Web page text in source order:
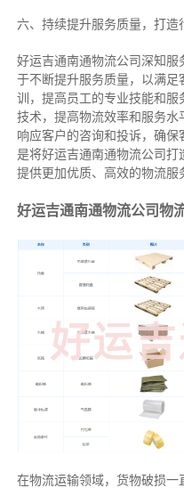
六、持续提升服务质量，打造
好运吉通南通物流公司深知
于不断提升服务质量，以满
训，提高员工的专业技能和
技术，提高物流效率和服务
响应客户的咨询和投诉，确
是将好运吉通南通物流公司打
提供更加优质、高效的物流服
好运吉通南通物流公司物
在物流运输领域，货物破损